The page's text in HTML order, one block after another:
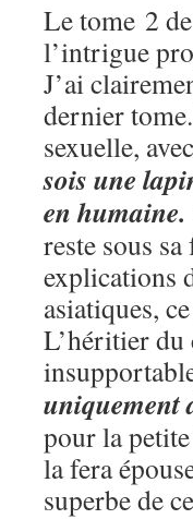
Le tome 2
l’intrigue
J’ai
dernier
sexuelle,
sois une
en
reste sous
explications
asiatiques,
L’héritier du
uniquement
pour la
la fera
superbe de